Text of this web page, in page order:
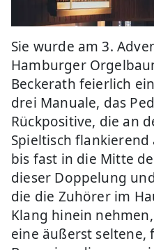
Sie wurde am 3.
Hamburger
Beckerath feierlich
drei Manuale, das
Rückpositive, die an
Spieltisch
bis fast in die Mitte
dieser Doppelung
die die Zuhörer im
Klang hinein
eine äußerst seltene,